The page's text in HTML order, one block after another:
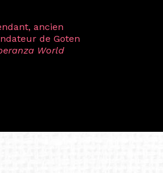
avec ma
la générosité et
de
encore,
créer et de tendre